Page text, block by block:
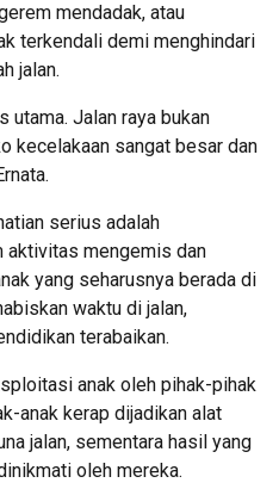
mendadak, atau
terkendali demi menghindari
jalan.
utama. Jalan raya bukan
kecelakaan sangat besar dan
serius adalah
aktivitas mengemis dan
yang seharusnya berada di
waktu di jalan,
terabaikan.
anak oleh pihak-pihak
anak kerap dijadikan alat
jalan, sementara hasil yang
oleh mereka.